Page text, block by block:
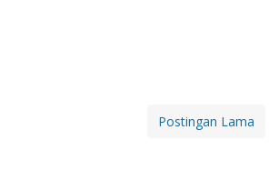
Postingan Lama